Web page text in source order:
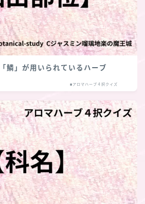
鱗」が用いられているハーブ
■アロマハーブ４択クイズ